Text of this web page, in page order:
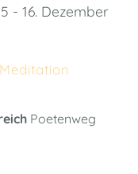
- 16. Dezember
Poetenweg